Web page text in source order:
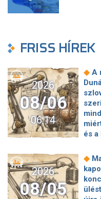
FRISS HÍREK
2026
08/06
06:14
◆ A
és a
2026
08/05
◆